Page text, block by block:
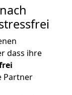
dass ihre
Partner